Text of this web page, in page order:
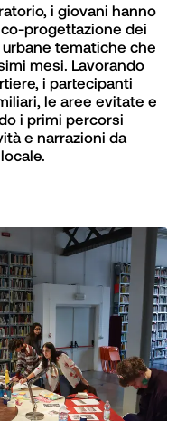
i giovani hanno
progettazione dei
tematiche che
mesi. Lavorando
i partecipanti
le aree evitate e
i primi percorsi
e narrazioni da